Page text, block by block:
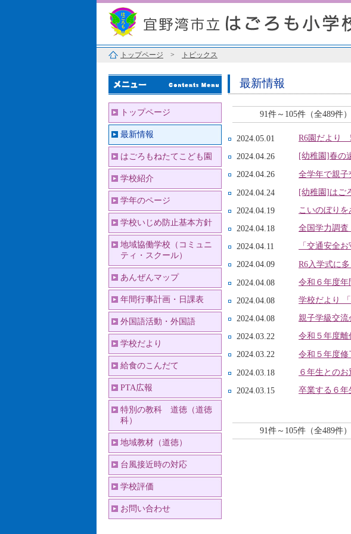
トップページ > トピックス
最新情報
91件～105件（全489
2024.05.01 R6園だより
2024.04.26 [幼稚園]春の
2024.04.26 全学年で親子
2024.04.24 [幼稚園]はご
2024.04.19 こいのぼりを
2024.04.18 全国学力調査
2024.04.11 「交通安全
2024.04.09 R6入学式に
2024.04.08 令和６年度年
2024.04.08 学校だより
2024.04.08 親子学級交流
2024.03.22 令和５年度離
2024.03.22 令和５年度修
2024.03.18 ６年生とのお
2024.03.15 卒業する６年
91件～105件（全489
トップページ
最新情報
はごろもねたてこども園
学校紹介
学年のページ
学校いじめ防止基本方針
地域協働学校（コミュニ
ティ・スクール）
あんぜんマップ
年間行事計画・日課表
外国語活動・外国語
学校だより
給食のこんだて
PTA広報
特別の教科 道徳（道徳
科）
地域教材（道徳）
台風接近時の対応
学校評価
お問い合わせ